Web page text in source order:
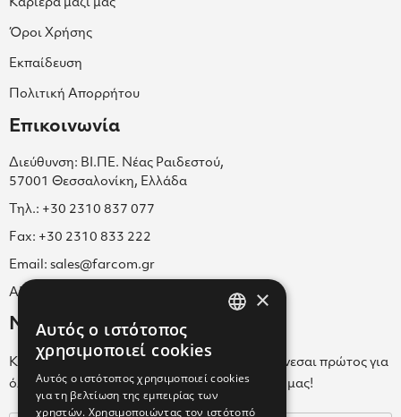
Καριέρα μαζί μας
Όροι Χρήσης
Εκπαίδευση
Πολιτική Απορρήτου
Επικοινωνία
Διεύθυνση: ΒΙ.ΠΕ. Νέας Ραιδεστού,
57001 Θεσσαλονίκη, Ελλάδα
Τηλ.: +30 2310 837 077
Fax: +30 2310 833 222
Email: sales@farcom.gr
ΑΡ.Γ.Ε.ΜΗ. 038365205000
Newsletter
Κάνε εγγραφή στο Newsletter για να ενημερώνεσαι πρώτος για
όλα τα νέα μας και τα ολοκαίνουρια προϊόντα μας!
×
Αυτός ο ιστότοπος
χρησιμοποιεί cookies
Αυτός ο ιστότοπος χρησιμοποιεί cookies
για τη βελτίωση της εμπειρίας των
χρηστών. Χρησιμοποιώντας τον ιστότοπό